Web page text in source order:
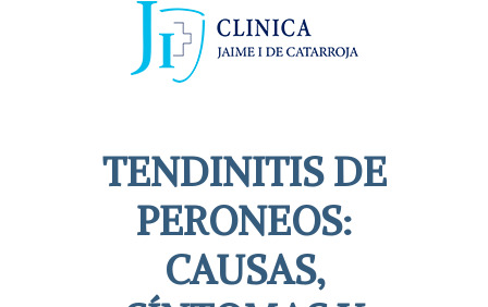
TENDINITIS DE
PERONEOS:
CAUSAS,